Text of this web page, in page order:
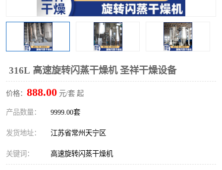
316L 高速旋转闪蒸干燥机 圣祥干燥设备
价格： 888.00 元/套 起
产品数量： 9999.00套
发货地址： 江苏省常州天宁区
关键词： 高速旋转闪蒸干燥机